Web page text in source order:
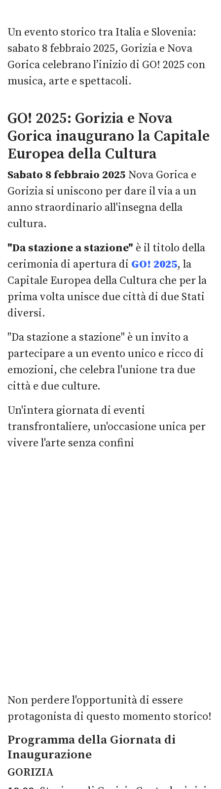
Un evento storico tra Italia e Slovenia:
sabato 8 febbraio 2025, Gorizia e Nova
Gorica celebrano l’inizio di GO! 2025 con
musica, arte e spettacoli.
GO! 2025: Gorizia e Nova
Gorica inaugurano la Capitale
Europea della Cultura
Sabato 8 febbraio 2025 Nova Gorica e
Gorizia si uniscono per dare il via a un
anno straordinario all'insegna della
cultura.
"Da stazione a stazione" è il titolo della
cerimonia di apertura di GO! 2025, la
Capitale Europea della Cultura che per la
prima volta unisce due città di due Stati
diversi.
"Da stazione a stazione" è un invito a
partecipare a un evento unico e ricco di
emozioni, che celebra l'unione tra due
città e due culture.
Un'intera giornata di eventi
transfrontaliere, un'occasione unica per
vivere l'arte senza confini
Non perdere l'opportunità di essere
protagonista di questo momento storico!
Programma della Giornata di
Inaugurazione
GORIZIA